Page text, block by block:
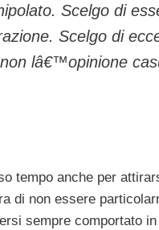
Scelgo di
Scelgo di
lâ€™opinione
tempo anche per
di non essere
sempre comportato